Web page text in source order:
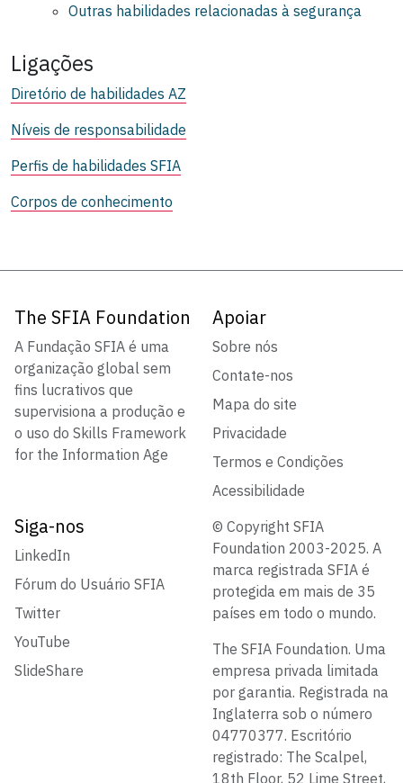
Outras habilidades relacionadas à segurança
Ligações
Diretório de habilidades AZ
Níveis de responsabilidade
Perfis de habilidades SFIA
Corpos de conhecimento
The SFIA Foundation
A Fundação SFIA é uma
organização global sem
fins lucrativos que
supervisiona a produção e
o uso do Skills Framework
for the Information Age
Apoiar
Sobre nós
Contate-nos
Mapa do site
Privacidade
Termos e Condições
Acessibilidade
Siga-nos
LinkedIn
Fórum do Usuário SFIA
Twitter
YouTube
SlideShare
© Copyright SFIA
Foundation 2003-2025. A
marca registrada SFIA é
protegida em mais de 35
países em todo o mundo.
The SFIA Foundation. Uma
empresa privada limitada
por garantia. Registrada na
Inglaterra sob o número
04770377. Escritório
registrado: The Scalpel,
18th Floor, 52 Lime Street,